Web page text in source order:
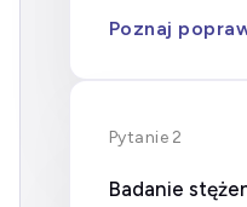
Poznaj
Pytanie 2
Badanie